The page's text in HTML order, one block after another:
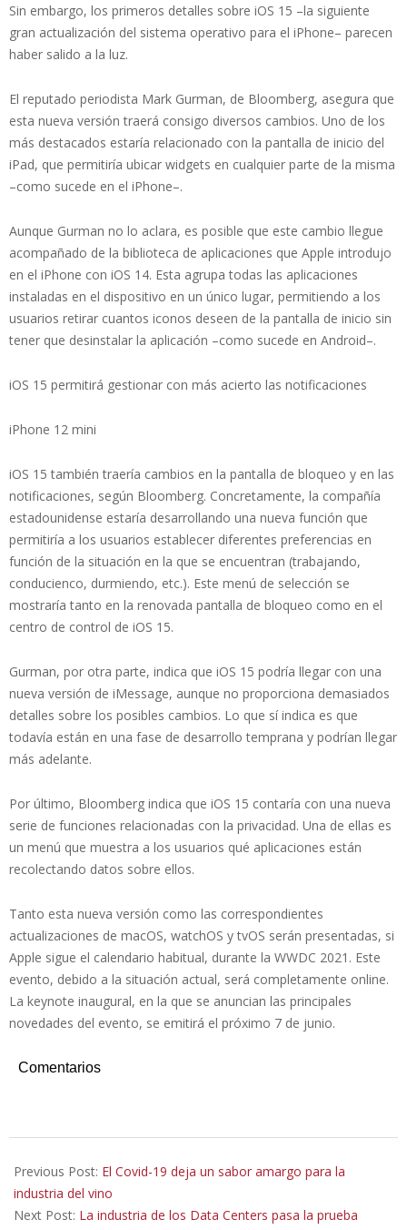
Sin embargo, los primeros detalles sobre iOS 15 –la siguiente
gran actualización del sistema operativo para el iPhone– parecen
haber salido a la luz.
El reputado periodista Mark Gurman, de Bloomberg, asegura que
esta nueva versión traerá consigo diversos cambios. Uno de los
más destacados estaría relacionado con la pantalla de inicio del
iPad, que permitiría ubicar widgets en cualquier parte de la misma
–como sucede en el iPhone–.
Aunque Gurman no lo aclara, es posible que este cambio llegue
acompañado de la biblioteca de aplicaciones que Apple introdujo
en el iPhone con iOS 14. Esta agrupa todas las aplicaciones
instaladas en el dispositivo en un único lugar, permitiendo a los
usuarios retirar cuantos iconos deseen de la pantalla de inicio sin
tener que desinstalar la aplicación –como sucede en Android–.
iOS 15 permitirá gestionar con más acierto las notificaciones
iPhone 12 mini
iOS 15 también traería cambios en la pantalla de bloqueo y en las
notificaciones, según Bloomberg. Concretamente, la compañía
estadounidense estaría desarrollando una nueva función que
permitiría a los usuarios establecer diferentes preferencias en
función de la situación en la que se encuentran (trabajando,
conducienco, durmiendo, etc.). Este menú de selección se
mostraría tanto en la renovada pantalla de bloqueo como en el
centro de control de iOS 15.
Gurman, por otra parte, indica que iOS 15 podría llegar con una
nueva versión de iMessage, aunque no proporciona demasiados
detalles sobre los posibles cambios. Lo que sí indica es que
todavía están en una fase de desarrollo temprana y podrían llegar
más adelante.
Por último, Bloomberg indica que iOS 15 contaría con una nueva
serie de funciones relacionadas con la privacidad. Una de ellas es
un menú que muestra a los usuarios qué aplicaciones están
recolectando datos sobre ellos.
Tanto esta nueva versión como las correspondientes
actualizaciones de macOS, watchOS y tvOS serán presentadas, si
Apple sigue el calendario habitual, durante la WWDC 2021. Este
evento, debido a la situación actual, será completamente online.
La keynote inaugural, en la que se anuncian las principales
novedades del evento, se emitirá el próximo 7 de junio.
Comentarios
05-
04
Previous Post: El Covid-19 deja un sabor amargo para la
industria del vino
Next Post: La industria de los Data Centers pasa la prueba